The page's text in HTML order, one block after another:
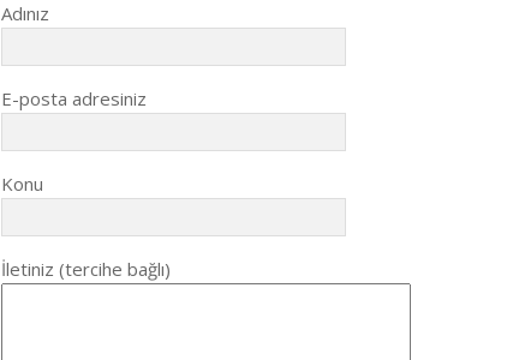
Adınız
E-posta adresiniz
Konu
İletiniz (tercihe bağlı)